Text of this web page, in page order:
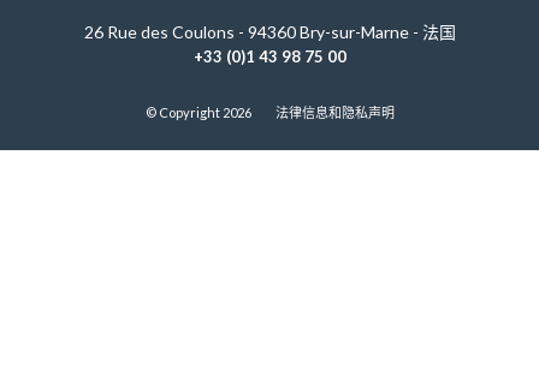
26 Rue des Coulons - 94360 Bry-sur-Marne - 法国
+33 (0)1 43 98 75 00
© Copyright 2026 法律信息和隐私声明